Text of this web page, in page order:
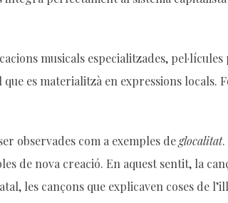
musicals especialitzades,
es materialitzà en expressions locals.
observades com a exemples deglocalitat.
de nova creació. En aquest sentit, la
les cançons que explicaven coses de